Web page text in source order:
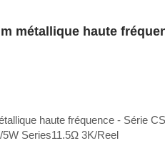
métallique haute
haute fréquence - Série
Series11.5Ω 3K/Reel